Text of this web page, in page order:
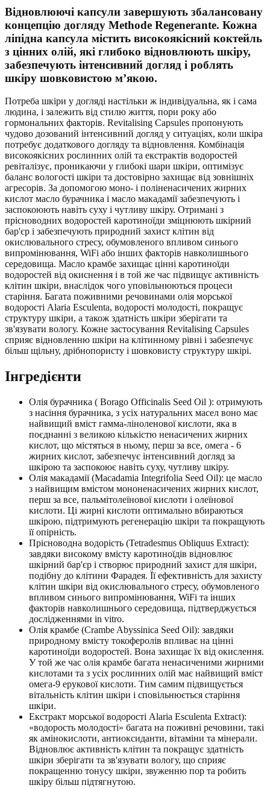
Відновлюючі капсули завершують збалансовану
концепцію догляду Methode Regenerante. Кожна
ліпідна капсула містить високоякісний коктейль
з цінних олій, які глибоко відновлюють шкіру,
забезпечують інтенсивний догляд і роблять
шкіру шовковистою м’якою.
Потреба шкіри у догляді настільки ж індивідуальна, як і сама
людина, і залежить від стилю життя, пори року або
гормональних факторів. Revitalising Capsules пропонують
чудово дозований інтенсивний догляд у ситуаціях, коли шкіра
потребує додаткового догляду та відновлення. Комбінація
високоякісних рослинних олій та екстрактів водоростей
ревіталізує, проникаючи у глибокі шари шкіри, оптимізує
баланс вологості шкіри та достовірно захищає від зовнішніх
агресорів. За допомогою моно- і поліненасичених жирних
кислот масло бурачника і масло макадамії забезпечують і
заспокоюють навіть суху і чутливу шкіру. Отримані з
прісноводних водоростей каротиноїди зміцнюють шкірний
бар'єр і забезпечують природний захист клітин від
окислювального стресу, обумовленого впливом синього
випромінювання, WiFi або інших факторів навколишнього
середовища. Масло крамбе захищає цінні каротиноїди
водоростей від окиснення і в той же час підвищує активність
клітин шкіри, внаслідок чого уповільнюються процеси
старіння. Багата поживними речовинами олія морської
водорості Alaria Esculenta, водорості молодості, покращує
структуру шкіри, а також здатність шкіри зберігати та
зв'язувати вологу. Кожне застосування Revitalising Capsules
сприяє відновленню шкіри на клітинному рівні і забезпечує
більш щільну, дрібнопористу і шовковисту структуру шкірі.
Інгредієнти
Олія бурачника ( Borago Officinalis Seed Oil ): отримують
з насіння бурачника, з усіх натуральних масел воно має
найвищий вміст гамма-ліноленової кислоти, яка в
поєднанні з великою кількістю ненасичених жирних
кислот, що містяться в ньому, перш за все, омега - 6
жирних кислот, забезпечує інтенсивний догляд за
шкірою та заспокоює навіть суху, чутливу шкіру.
Олія макадамії (Macadamia Integrifolia Seed Oil): це масло
з найвищим вмістом мононенасичених жирних кислот,
перш за все, пальмітолеїнової кислоти і олеїнової
кислоти. Ці жирні кислоти оптимально вбираються
шкірою, підтримують регенерацію шкіри та покращують
її опірність.
Прісноводна водорість (Tetradesmus Obliquus Extract):
завдяки високому вмісту каротиноїдів відновлює
шкірний бар'єр і створює природний захист для шкіри,
подібну до клітини Фарадея. Її ефективність для захисту
клітин шкіри від окислювального стресу, обумовленого
впливом синього випромінювання, WiFi та інших
факторів навколишнього середовища, підтверджується
дослідженнями in vitro.
Олія крамбе (Crambe Abyssinica Seed Oil): завдяки
природному вмісту токоферолів впливає на цінні
каротиноїди водоростей. Вона захищає їх від окислення.
У той же час олія крамбе багата ненасиченими жирними
кислотами та з усіх рослинних олій має найвищий вміст
омега-9 ерукової кислоти. Тим самим підвищується
вітальність клітин шкіри і сповільнюється старіння
шкіри.
Екстракт морської водорості Alaria Esculenta Extract):
«водорость молодості» багата на поживні речовини, такі
як амінокислоти, антиоксиданти, вітаміни та мінерали.
Відновлює активність клітин та покращує здатність
шкіри зберігати та зв'язувати вологу, що сприяє
покращенню тонусу шкіри, звуженню пор та робить
шкіру більш підтягнутою.